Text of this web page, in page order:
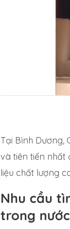
Tại Bình Dương,
và tiên tiến nhất
liệu chất lượng
Nhu cầu
trong